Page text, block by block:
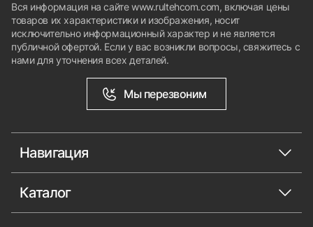
Вся информация на сайте www.rultehcom.com, включая цены
товаров их характеристики и изображения, носит
исключительно информационный характер и не является
публичной офертой. Если у вас возникли вопросы, свяжитесь с
нами для уточнения всех деталей.
Мы перезвоним
Навигация
Каталог